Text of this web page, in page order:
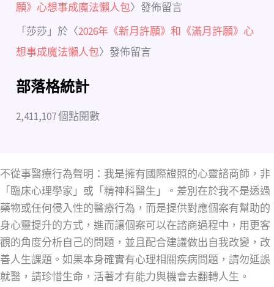
願》心想事成魔法懶人包〉發佈留言
「 莎莎 」於〈2026年《新月許願》和《滿月許願》心
想事成魔法懶人包〉發佈留言
部落格統計
2,411,107 個點閱數
不從事醫療行為聲明：我是擁有國際證照的心靈諮商師，非
「臨床心理學家」或「精神科醫生」。差別在於我不是透過
藥物或任何侵入性的醫療行為，而是提供對應個案有幫助的
身心靈提升的方式，進而讓個案可以在諮商過程中，用更客
觀的角度分析自己的問題，並且配合建議做出自我改變，改
善人生課題。如果本身確實有心理相關疾病問題，請勿延誤
就醫，請珍惜生命，活著才有能力與機會去翻轉人生。